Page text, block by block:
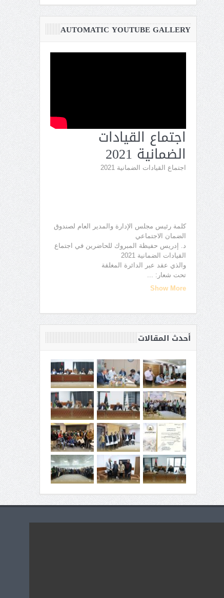
AUTOMATIC YOUTUBE GALLERY
اجتماع القيادات
الضمانية 2021
اجتماع القيادات الضمانية 2021
كلمة رئيس مجلس الإدارة والمدير العام لصندوق
الضمان الاجتماعي
د. إدريس حفيظة المبروك للحاضرين في اجتماع
القيادات الضمانية 2021
والذي عقد عبر الدائرة المغلقة
تحت شعار: ...
Show More
أحدث المقالات